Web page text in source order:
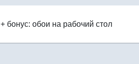
+ бонус: обои на рабочий стол